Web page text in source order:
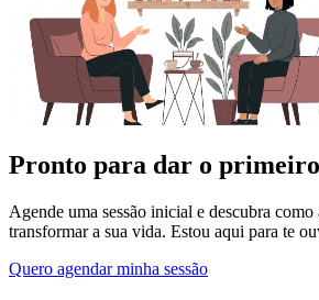
Pronto para dar o primeiro
Agende uma sessão inicial e descubra como
transformar a sua vida. Estou aqui para te
Quero agendar minha sessão